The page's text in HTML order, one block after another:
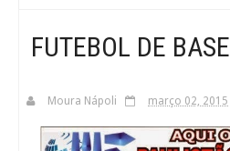
FUTEBOL DE BASE
Moura Nápoli março 02, 2015